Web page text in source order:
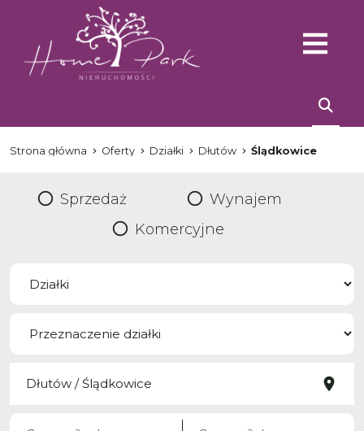
Strona główna Oferty Działki Dłutów Ślądkowice
Sprzedaż
Wynajem
Komercyjne